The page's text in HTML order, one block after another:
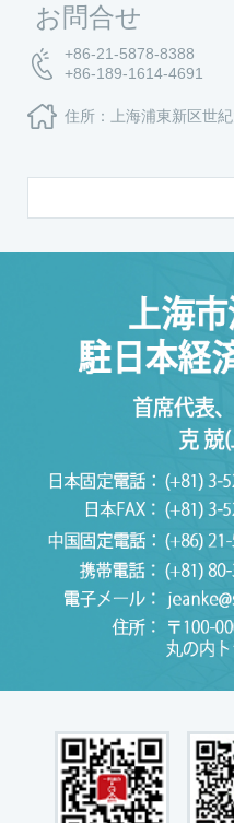
お問合せ
+86-21-5878-8388
+86-189-1614-4691
住所：上海浦東新区世